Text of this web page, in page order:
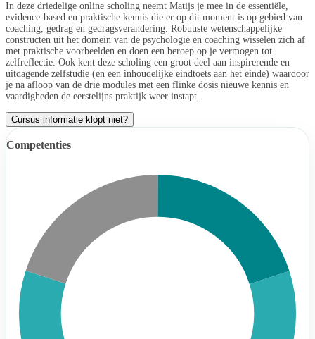
In deze driedelige online scholing neemt Matijs je mee in de essentiële,
evidence-based en praktische kennis die er op dit moment is op gebied van
coaching, gedrag en gedragsverandering. Robuuste wetenschappelijke
constructen uit het domein van de psychologie en coaching wisselen zich af
met praktische voorbeelden en doen een beroep op je vermogen tot
zelfreflectie. Ook kent deze scholing een groot deel aan inspirerende en
uitdagende zelfstudie (en een inhoudelijke eindtoets aan het einde) waardoor
je na afloop van de drie modules met een flinke dosis nieuwe kennis en
vaardigheden de eerstelijns praktijk weer instapt.
Cursus informatie klopt niet?
Competenties